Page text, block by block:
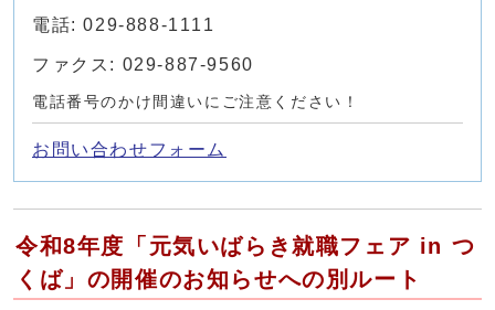
電話: 029-888-1111
ファクス: 029-887-9560
電話番号のかけ間違いにご注意ください！
お問い合わせフォーム
令和8年度「元気いばらき就職フェア in つ
くば」の開催のお知らせへの別ルート